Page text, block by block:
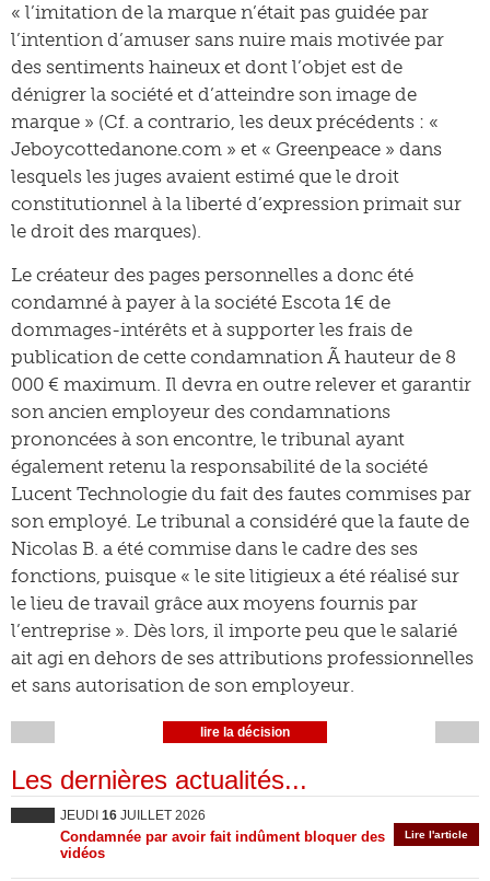
« l’imitation de la marque n’était pas guidée par
l’intention d’amuser sans nuire mais motivée par
des sentiments haineux et dont l’objet est de
dénigrer la société et d’atteindre son image de
marque » (Cf. a contrario, les deux précédents : «
Jeboycottedanone.com » et « Greenpeace » dans
lesquels les juges avaient estimé que le droit
constitutionnel à la liberté d’expression primait sur
le droit des marques).
Le créateur des pages personnelles a donc été
condamné à payer à la société Escota 1€ de
dommages-intérêts et à supporter les frais de
publication de cette condamnation Ã hauteur de 8
000 € maximum. Il devra en outre relever et garantir
son ancien employeur des condamnations
prononcées à son encontre, le tribunal ayant
également retenu la responsabilité de la société
Lucent Technologie du fait des fautes commises par
son employé. Le tribunal a considéré que la faute de
Nicolas B. a été commise dans le cadre des ses
fonctions, puisque « le site litigieux a été réalisé sur
le lieu de travail grâce aux moyens fournis par
l’entreprise ». Dès lors, il importe peu que le salarié
ait agi en dehors de ses attributions professionnelles
et sans autorisation de son employeur.
lire la décision
Les dernières actualités...
JEUDI 16 JUILLET 2026
Lire l'article
Condamnée par avoir fait indûment bloquer des
vidéos